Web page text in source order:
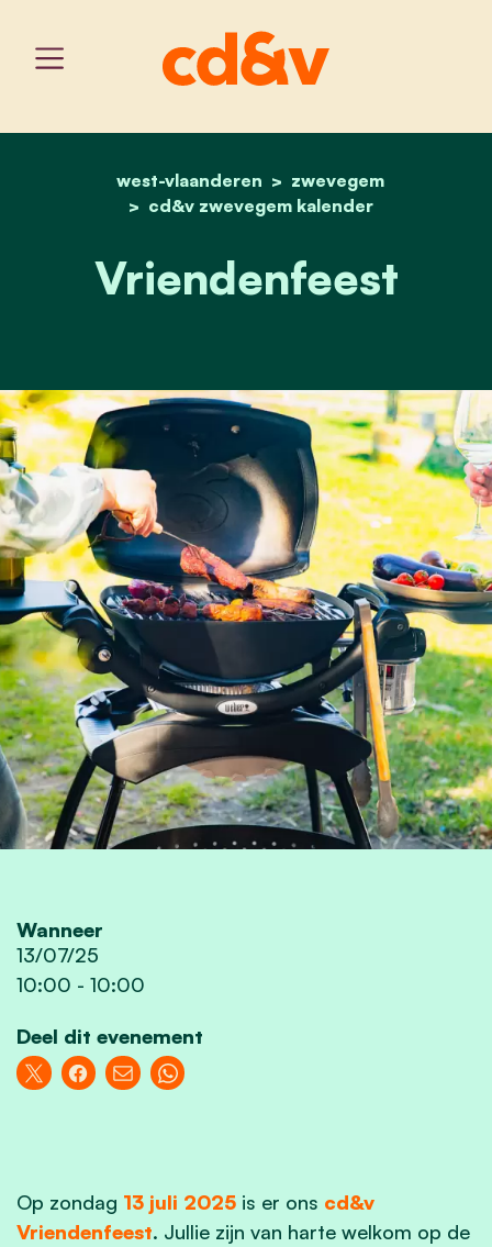
home
west-vlaanderen
zwevegem
cd&v zwevegem kalender
vriendenfeest
Vriendenfeest
Wanneer
13/07/25
10:00 - 10:00
Deel dit evenement
Op zondag 13 juli 2025 is er ons cd&v
Vriendenfeest. Jullie zijn van harte welkom op de